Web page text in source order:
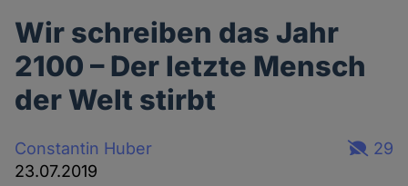
Wir schreiben das Jahr
2100 – Der letzte Mensch
der Welt stirbt
Constantin Huber
23.07.2019
29